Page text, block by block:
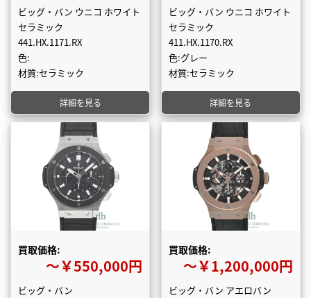
ビッグ・バン ウニコ ホワイト
セラミック
441.HX.1171.RX
色:
材質:セラミック
詳細を見る
ビッグ・バン ウニコ ホワイト
セラミック
411.HX.1170.RX
色:グレー
材質:セラミック
詳細を見る
買取価格:
〜￥550,000円
ビッグ・バン
買取価格:
〜￥1,200,000円
ビッグ・バン アエロバン